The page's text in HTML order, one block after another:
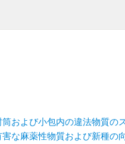
および小包内の違法物質の
な麻薬性物質および新種の